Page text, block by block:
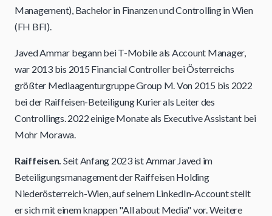
Management), Bachelor in Finanzen und Controlling in Wien
(FH BFI).
Javed Ammar begann bei T-Mobile als Account Manager,
war 2013 bis 2015 Financial Controller bei Österreichs
größter Mediaagenturgruppe Group M. Von 2015 bis 2022
bei der Raiffeisen-Beteiligung Kurier als Leiter des
Controllings. 2022 einige Monate als Executive Assistant bei
Mohr Morawa.
Raiffeisen. Seit Anfang 2023 ist Ammar Javed im
Beteiligungsmanagement der Raiffeisen Holding
Niederösterreich-Wien, auf seinem LinkedIn-Account stellt
er sich mit einem knappen "All about Media" vor. Weitere